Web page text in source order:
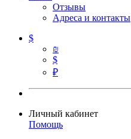
Отзывы
Адреса и контакты
$
₪
$
₽
Личный кабинет
Помощь